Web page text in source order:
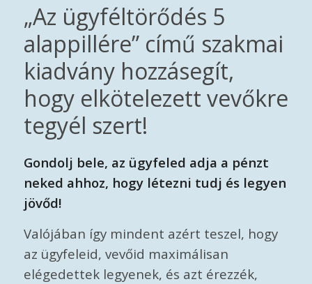
„Az ügyféltörődés 5
alappillére” című szakmai
kiadvány hozzásegít,
hogy elkötelezett vevőkre
tegyél szert!
Gondolj bele, az ügyfeled adja a pénzt
neked ahhoz, hogy létezni tudj és legyen
jövőd!
Valójában így mindent azért teszel, hogy
az ügyfeleid, vevőid maximálisan
elégedettek legyenek, és azt érezzék,